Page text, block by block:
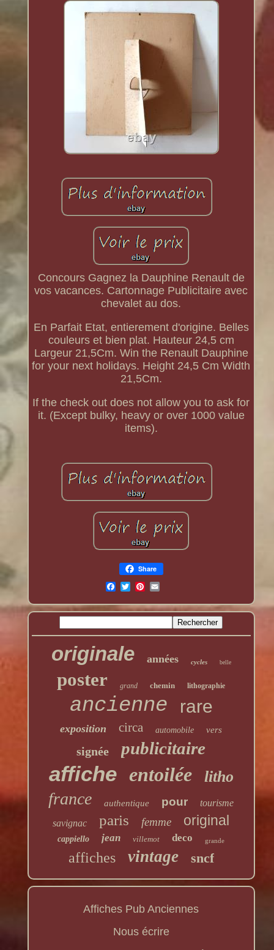
Concours Gagnez la Dauphine Renault de
vos vacances. Cartonnage Publicitaire avec
chevalet au dos.
En Parfait Etat, entierement d'origine. Belles
couleurs et bien plat. Hauteur 24,5 cm
Largeur 21,5Cm. Win the Renault Dauphine
for your next holidays. Height 24,5 Cm Width
21,5Cm.
If the check out does not allow you to ask for
it. (Except bulky, heavy or over 1000 value
items).
Share
originale années cycles belle
poster grand chemin lithographie
ancienne rare
exposition circa automobile vers
signée publicitaire
affiche entoilée litho
france authentique pour
tourisme
savignac
paris femme original
cappiello jean villemot deco grande
affiches vintage sncf
Affiches Pub Anciennes
Nous écrire